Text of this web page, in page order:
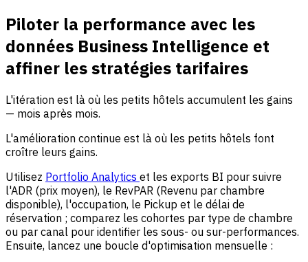
Piloter la performance avec les
données Business Intelligence et
affiner les stratégies tarifaires
L'itération est là où les petits hôtels accumulent les gains
— mois après mois.
L'amélioration continue est là où les petits hôtels font
croître leurs gains.
Utilisez Portfolio Analytics et les exports BI pour suivre
l'ADR (prix moyen), le RevPAR (Revenu par chambre
disponible), l'occupation, le Pickup et le délai de
réservation ; comparez les cohortes par type de chambre
ou par canal pour identifier les sous- ou sur-performances.
Ensuite, lancez une boucle d'optimisation mensuelle :